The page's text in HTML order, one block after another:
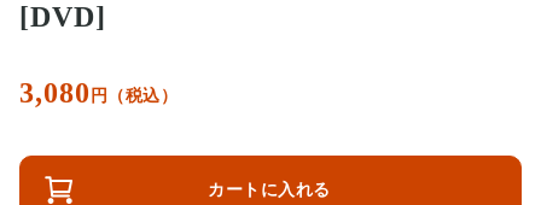
[DVD]
3,080 円（税込）
カートに入れる